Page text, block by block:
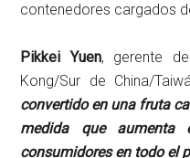
contenedores cargados
Pikkei Yuen, gerente
Kong/Sur de China/
convertido en una fruta
medida que
consumidores en todo el